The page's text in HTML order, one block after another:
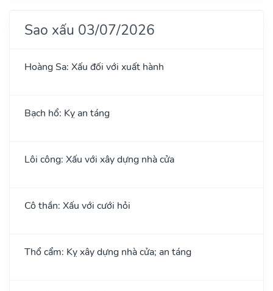
Sao xấu 03/07/2026
Hoàng Sa: Xấu đối với xuất hành
Bạch hổ: Kỵ an táng
Lôi công: Xấu với xây dựng nhà cửa
Cô thần: Xấu với cưới hỏi
Thổ cẩm: Kỵ xây dựng nhà cửa; an táng